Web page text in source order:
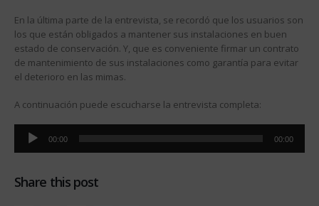
En la última parte de la entrevista, se recordó que los usuarios son
los que están obligados a mantener sus instalaciones en buen
estado de conservación. Y, que es conveniente firmar un contrato
de mantenimiento de sus instalaciones como garantía para evitar
el deterioro en las mimas.
A continuación puede escucharse la entrevista completa:
Reproductor
00:00 00:00
Share this post